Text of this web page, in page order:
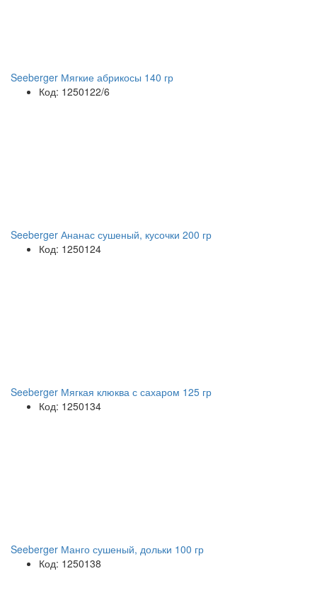
Seeberger Мягкие абрикосы 140 гр
Код: 1250122/6
Seeberger Ананас сушеный, кусочки 200 гр
Код: 1250124
Seeberger Мягкая клюква с сахаром 125 гр
Код: 1250134
Seeberger Манго сушеный, дольки 100 гр
Код: 1250138